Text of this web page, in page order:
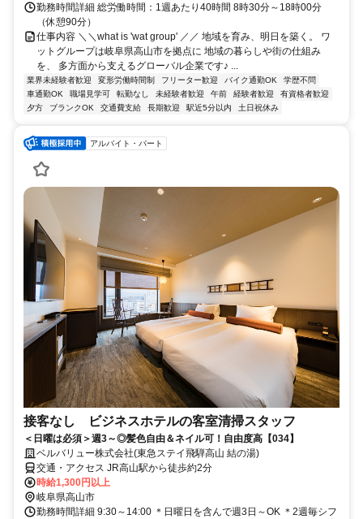
勤務時間詳細 総労働時間：1週あたり40時間 8時30分～18時00分
（休憩90分）
仕事内容 ＼＼what is 'wat group' ／／ 地域を育み、明日を築く。 ワ
ットグループは岐阜県高山市を拠点に 地域の暮らしや街の仕組み
を、 多方面から支えるグローバル企業です♪ ...
業界未経験者歓迎 変形労働時間制 フリーター歓迎 バイク通勤OK
学歴不問
車通勤OK
職場見学可 転勤なし 未経験者歓迎 午前 経験者歓迎
有資格者歓迎
夕方
ブランクOK 交通費支給 長期歓迎 駅近5分以内 土日祝休み
アルバイト・パート
接客なし ビジネスホテルの客室清掃スタッフ
＜日曜は必須＞週3～◎髪色自由＆ネイル可！自由度高【034】
ベルバリュー株式会社(東急ステイ飛騨高山 結の湯)
交通・アクセス JR高山駅から徒歩約2分
時給1,300円以上
岐阜県高山市
勤務時間詳細 9:30～14:00 ＊日曜日を含んで週3日～OK ＊2週毎シフ